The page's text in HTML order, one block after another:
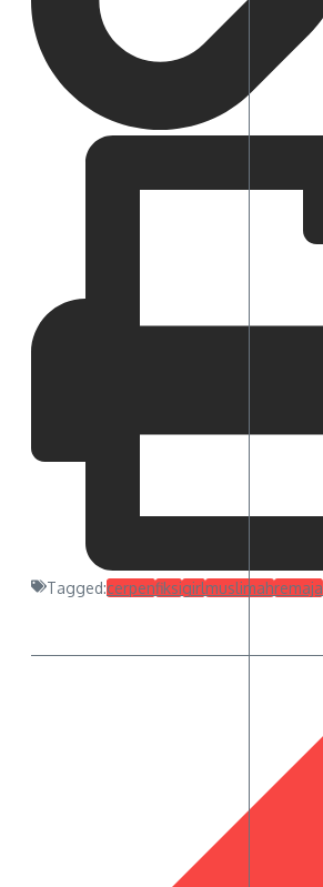
Tagged:cerpenfiksigirlmuslimahremaja